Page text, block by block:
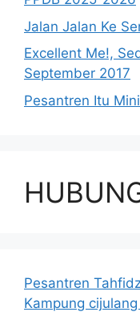
Jalan Jalan Ke
Excellent Me!,
September 2017
Pesantren Itu
Pesantren
Kampung